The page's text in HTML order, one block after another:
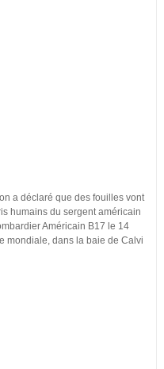
a déclaré que des fouilles vont
humains du sergent américain
Américain B17 le 14
mondiale, dans la baie de Calvi